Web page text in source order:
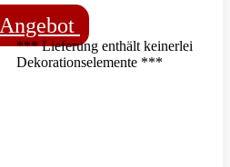
*** Lieferung enthält keinerlei
Dekorationselemente ***